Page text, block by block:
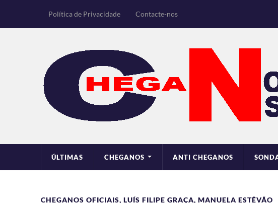
Política de Privacidade Contacte-nos
ÚLTIMAS CHEGANOS ANTI CHEGANOS
CHEGANOS OFICIAIS, LUÍS FILIPE GRAÇA, MANUELA ESTÊVÃO